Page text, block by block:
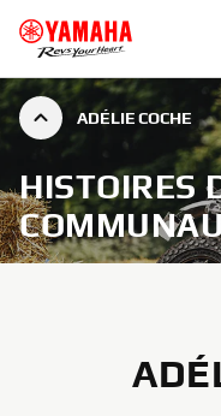
ADÉLIE COCHE
HISTOIRES